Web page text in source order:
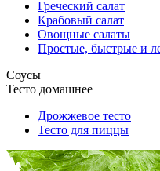
Греческий салат
Крабовый салат
Овощные салаты
Простые, быстрые и
Соусы
Тесто домашнее
Дрожжевое тесто
Тесто для пиццы